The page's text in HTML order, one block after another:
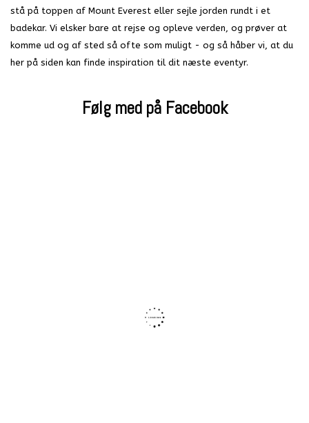
stå på toppen af Mount Everest eller sejle jorden rundt i et
badekar. Vi elsker bare at rejse og opleve verden, og prøver at
komme ud og af sted så ofte som muligt - og så håber vi, at du
her på siden kan finde inspiration til dit næste eventyr.
Følg med på Facebook